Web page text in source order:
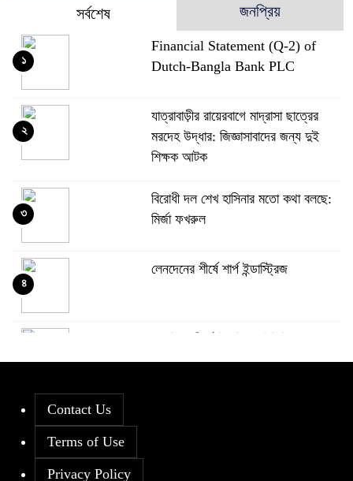
সর্বশেষ জনপ্রিয়
Financial Statement (Q-2) of
Dutch-Bangla Bank PLC
১
যাত্রাবাড়ীর রায়েরবাগে মাদ্রাসা ছাত্রের
মরদেহ উদ্ধার: জিজ্ঞাসাবাদের জন্য দুই
শিক্ষক আটক
২
বিরোধী দল শেখ হাসিনার মতো কথা বলছে:
মির্জা ফখরুল
৩
লেনদেনের শীর্ষে শার্প ইন্ডাস্ট্রিজ
৪
মিউচুয়াল ফান্ড
Contact Us
Terms of Use
Privacy Policy